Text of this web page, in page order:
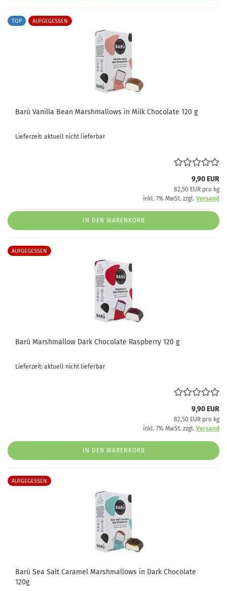
TOP AUFGEGESSEN
Barú Vanilla Bean Marshmallows in Milk Chocolate 120 g
Lieferzeit: aktuell nicht lieferbar
9,90 EUR
82,50 EUR pro kg
inkl. 7% MwSt. zzgl. Versand
IN DEN WARENKORB
AUFGEGESSEN
Barú Marshmallow Dark Chocolate Raspberry 120 g
Lieferzeit: aktuell nicht lieferbar
9,90 EUR
82,50 EUR pro kg
inkl. 7% MwSt. zzgl. Versand
IN DEN WARENKORB
AUFGEGESSEN
Barú Sea Salt Caramel Marshmallows in Dark Chocolate
120g